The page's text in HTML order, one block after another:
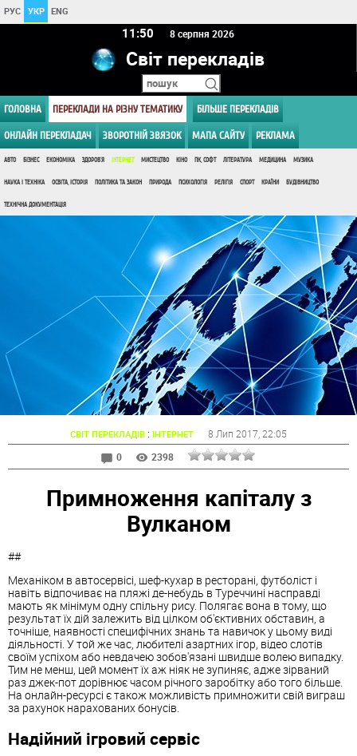
РУС УКР ENG
11:50 8 серпня 2026
Світ перекладів
ГОЛОВНА ПЕРЕКЛАДИ НА РІЗНУ ТЕМАТИКУ БІЛЬШЕ ПЕРЕКЛАДІВ
ОНЛАЙН ПЕРЕКЛАДАЧ ЗВОРОТНІЙ ЗВЯЗОК МАПА САЙТУ РЕКЛАМА
АВТО БІЗНЕС ЕКОНОМІКА ЗДОРОВ'Я ІНТЕРНЕТ МИСТЕЦТВО КІНО ПК, СОФТ ЛІТЕРАТУРА МЕДИЦИНА МУЗИКА
НАУКА І ТЕХНІКА ОСВІТА, ІСТОРІЯ ПОЛІТИКА ТА ЗАКОН ПРИРОДА ПСИХОЛОГІЯ РЕЛІГІЯ СПОРТ КРАЇНИ БУДІВНИЦТВО
ТЕХНІЧНА ДОКУМЕНТАЦІЯ
СВІТ ПЕРЕКЛАДІВ : ІНТЕРНЕТ 8 Лип 2017 , 22:05
0
2398
Примноження капіталу з
Вулканом
##
Механіком в автосервісі, шеф-кухар в ресторані, футболіст і
навіть відпочиває на пляжі де-небудь в Туреччині насправді
мають як мінімум одну спільну рису. Полягає вона в тому, що
результат їх дій залежить від цілком об'єктивних обставин, а
точніше, наявності специфічних знань та навичок у цьому виді
діяльності. У той же час, любителі азартних ігор, відео слотів
своїм успіхом або невдачею зобов'язані швидше волею випадку.
Тим не менш, цей момент їх аж ніяк не зупиняє, адже зірваний
раз джек-пот дорівнює часом річного заробітку або того більше.
На онлайн-ресурсі є також можливість примножити свій виграш
за рахунок нарахованих бонусів.
Надійний ігровий сервіс